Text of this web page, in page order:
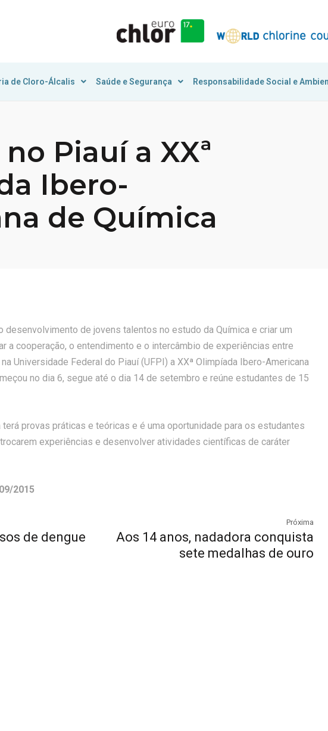
de Cloro-Álcalis Saúde e Segurança Responsabilidade Social e
Piauí a XXª
Ibero-
de Química
desenvolvimento de jovens talentos no estudo da Química e criar um
a cooperação, o entendimento e o intercâmbio de experiências entre
Universidade Federal do Piauí (UFPI) a XXª Olimpíada Ibero-Americana
no dia 6, segue até o dia 14 de setembro e reúne estudantes de 15
provas práticas e teóricas e é uma oportunidade para os estudantes
experiências e desenvolver atividades científicas de caráter
2015
de dengue
Próxima
Aos 14 anos, nadadora conquista
sete medalhas de ouro